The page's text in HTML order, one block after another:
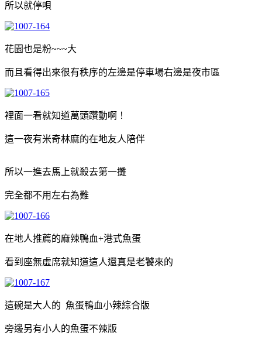
所以就停唄
花園也是粉~~~大
而且看得出來很有秩序的左邊是停車場右邊是夜市區
裡面一看就知道萬頭躦動啊！
這一夜有米奇林麻的在地友人陪伴
所以一進去馬上就殺去第一攤
完全都不用左右為難
在地人推薦的麻辣鴨血+港式魚蛋
看到座無虛席就知道這人還真是老饕來的
這碗是大人的 魚蛋鴨血小辣綜合版
旁邊另有小人的魚蛋不辣版